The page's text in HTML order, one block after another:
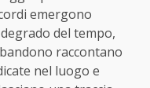
emergono
del tempo,
raccontano
nel luogo e